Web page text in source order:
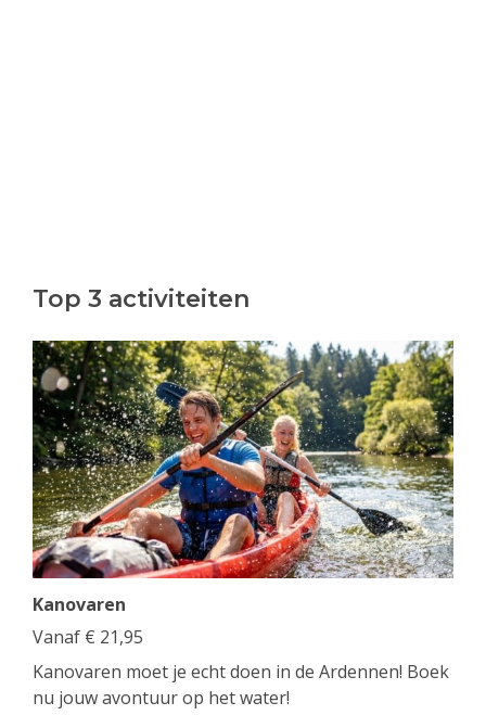
Top 3 activiteiten
Kanovaren
Vanaf € 21,95
Kanovaren moet je echt doen in de Ardennen! Boek
nu jouw avontuur op het water!